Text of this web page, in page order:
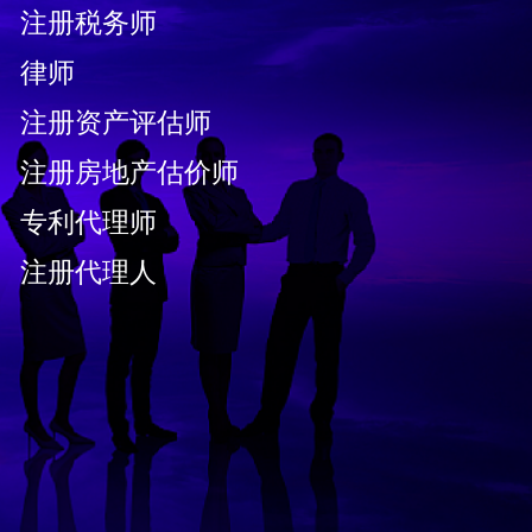
注册税务师
律师
注册资产评估师
注册房地产估价师
专利代理师
注册代理人